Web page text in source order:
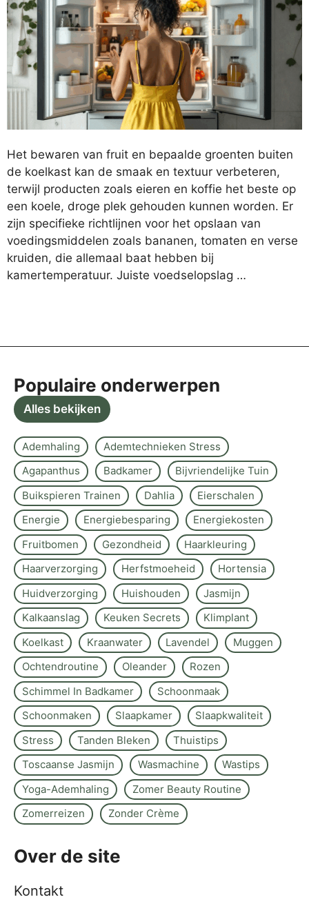
Het bewaren van fruit en bepaalde groenten buiten
de koelkast kan de smaak en textuur verbeteren,
terwijl producten zoals eieren en koffie het beste op
een koele, droge plek gehouden kunnen worden. Er
zijn specifieke richtlijnen voor het opslaan van
voedingsmiddelen zoals bananen, tomaten en verse
kruiden, die allemaal baat hebben bij
kamertemperatuur. Juiste voedselopslag …
Populaire onderwerpen
Alles bekijken
Ademhaling
Ademtechnieken Stress
Agapanthus
Badkamer
Bijvriendelijke Tuin
Buikspieren Trainen
Dahlia
Eierschalen
Energie
Energiebesparing
Energiekosten
Fruitbomen
Gezondheid
Haarkleuring
Haarverzorging
Herfstmoeheid
Hortensia
Huidverzorging
Huishouden
Jasmijn
Kalkaanslag
Keuken Secrets
Klimplant
Koelkast
Kraanwater Lavendel
Muggen
Ochtendroutine
Oleander
Rozen
Schimmel In Badkamer
Schoonmaak
Schoonmaken
Slaapkamer
Slaapkwaliteit
Stress
Tanden Bleken
Thuistips
Toscaanse Jasmijn
Wasmachine
Wastips
Yoga-Ademhaling
Zomer Beauty Routine
Zomerreizen
Zonder Crème
Over de site
Kontakt